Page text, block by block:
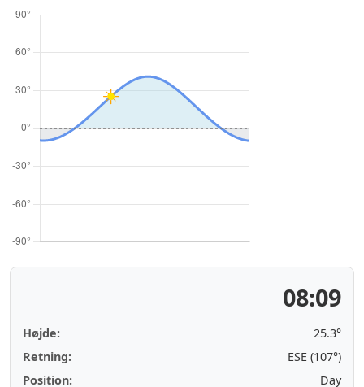
08:09
Højde:
25.3°
Retning:
ESE (107°)
Position:
Day